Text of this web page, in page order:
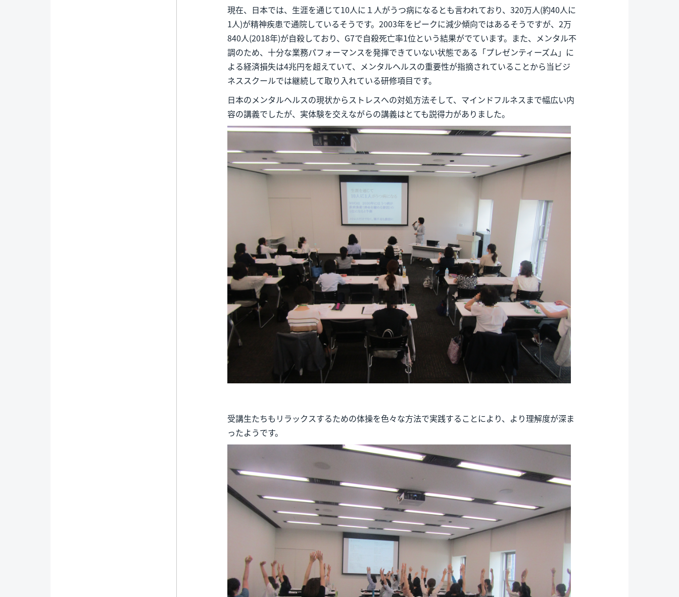
現在、日本では、生涯を通じて10人に１人がうつ病になるとも言われており、320万人(約40人に
1人)が精神疾患で通院しているそうです。2003年をピークに減少傾向ではあるそうですが、2万
840人(2018年)が自殺しており、G7で自殺死亡率1位という結果がでています。また、メンタル不
調のため、十分な業務パフォーマンスを発揮できていない状態である「プレゼンティーズム」に
よる経済損失は4兆円を超えていて、メンタルヘルスの重要性が指摘されていることから当ビジ
ネススクールでは継続して取り入れている研修項目です。
日本のメンタルヘルスの現状からストレスへの対処方法そして、マインドフルネスまで幅広い内
容の講義でしたが、実体験を交えながらの講義はとても説得力がありました。
受講生たちもリラックスするための体操を色々な方法で実践することにより、より理解度が深ま
ったようです。